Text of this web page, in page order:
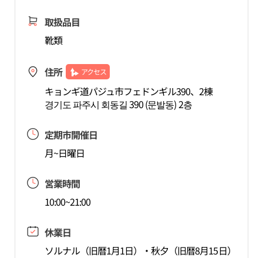
取扱品目
靴類
住所 アクセス
キョンギ道パジュ市フェドンギル390、2棟
경기도 파주시 회동길 390 (문발동) 2층
定期市開催日
月~日曜日
営業時間
10:00~21:00
休業日
ソルナル（旧暦1月1日）・秋夕（旧暦8月15日）